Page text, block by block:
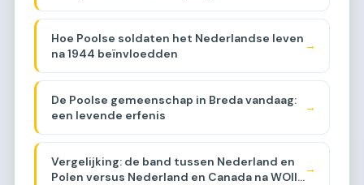
Hoe Poolse soldaten het Nederlandse leven
na 1944 beïnvloedden
→
De Poolse gemeenschap in Breda vandaag:
een levende erfenis
→
Vergelijking: de band tussen Nederland en
Polen versus Nederland en Canada na WOII
→